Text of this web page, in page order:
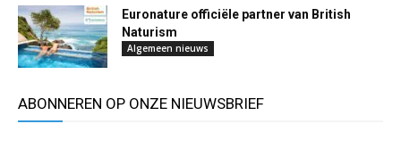
Euronature officiële partner van British
Naturism
Algemeen nieuws
ABONNEREN OP ONZE NIEUWSBRIEF